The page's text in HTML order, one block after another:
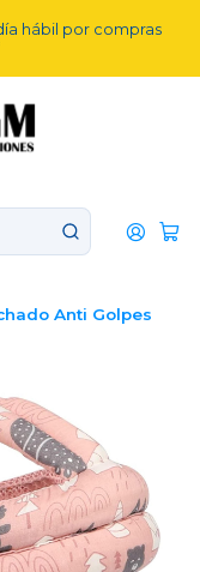
hábil por compras
Anti Golpes